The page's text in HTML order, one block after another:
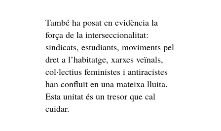
També ha posat en evidència la
força de la interseccionalitat:
sindicats, estudiants, moviments pel
dret a l’habitatge, xarxes veïnals,
col·lectius feministes i antiracistes
han confluït en una mateixa lluita.
Esta unitat és un tresor que cal
cuidar.